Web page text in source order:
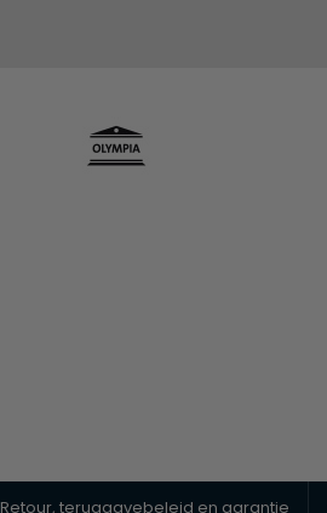
Retour, teruggavebeleid en garantie